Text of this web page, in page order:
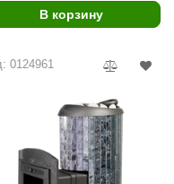
В корзину
0124961